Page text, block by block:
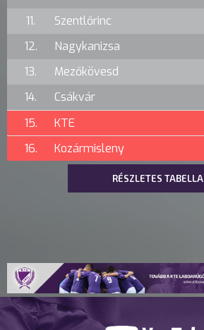
11.
Szentlőrinc
12.
Nagykanizsa
13.
Mezőkövesd
14.
Csákvár
15.
KTE
16.
Kozármisleny
RÉSZLETES TABELLA